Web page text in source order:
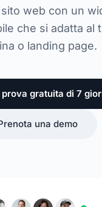
web con un
che si adatta al
o landing page.
prova gratuita di 7
una demo